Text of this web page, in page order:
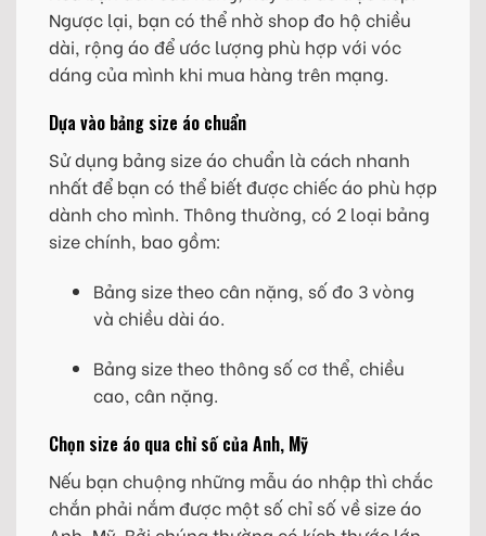
Ngược lại, bạn có thể nhờ shop đo hộ chiều
dài, rộng áo để ước lượng phù hợp với vóc
dáng của mình khi mua hàng trên mạng.
Dựa vào bảng size áo chuẩn
Sử dụng bảng size áo chuẩn là cách nhanh
nhất để bạn có thể biết được chiếc áo phù hợp
dành cho mình. Thông thường, có 2 loại bảng
size chính, bao gồm:
Bảng size theo cân nặng, số đo 3 vòng
và chiều dài áo.
Bảng size theo thông số cơ thể, chiều
cao, cân nặng.
Chọn size áo qua chỉ số của Anh, Mỹ
Nếu bạn chuộng những mẫu áo nhập thì chắc
chắn phải nắm được một số chỉ số về size áo